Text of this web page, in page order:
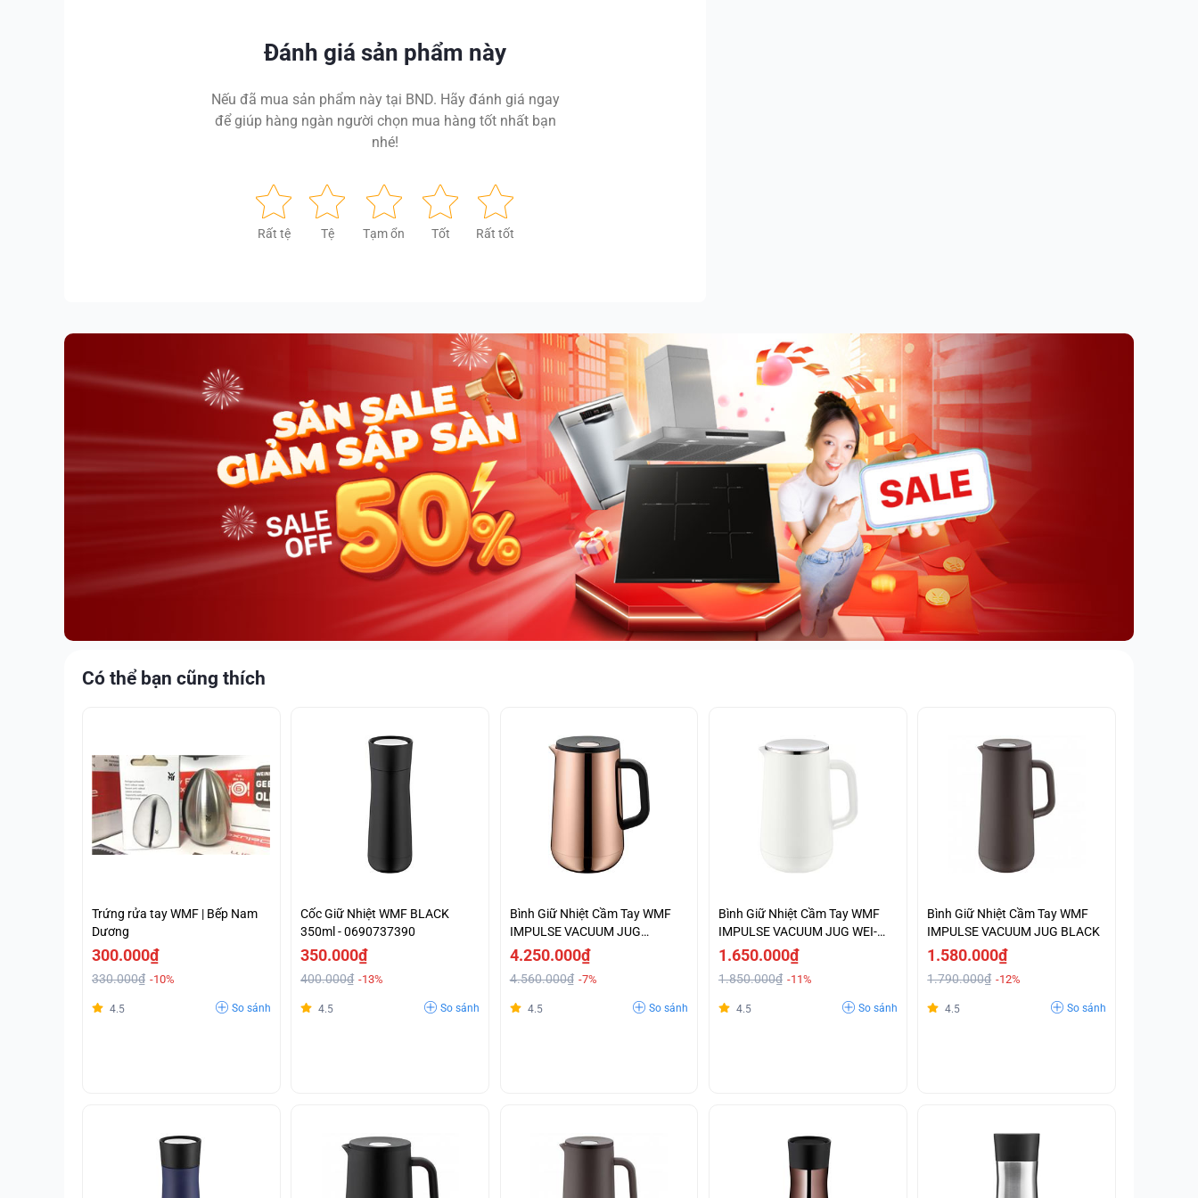
Đánh giá sản phẩm này
Nếu đã mua sản phẩm này tại BND. Hãy đánh giá ngay
để giúp hàng ngàn người chọn mua hàng tốt nhất bạn
nhé!
Rất tệ Tệ Tạm ổn Tốt Rất tốt
Có thể bạn cũng thích
Trứng rửa tay WMF | Bếp Nam
Dương
300.000₫
330.000₫ -10%
4.5 So sánh
Cốc Giữ Nhiệt WMF BLACK
350ml - 0690737390
350.000₫
400.000₫ -13%
4.5 So sánh
Bình Giữ Nhiệt Cầm Tay WMF
IMPULSE VACUUM JUG
KUPFER-0690666600
4.250.000₫
4.560.000₫ -7%
4.5 So sánh
Bình Giữ Nhiệt Cầm Tay WMF
IMPULSE VACUUM JUG WEI-
0690707410
1.650.000₫
1.850.000₫ -11%
4.5 So sánh
Bình Giữ Nhiệt Cầm Tay WMF
IMPULSE VACUUM JUG BLACK
1.580.000₫
1.790.000₫ -12%
4.5 So sánh